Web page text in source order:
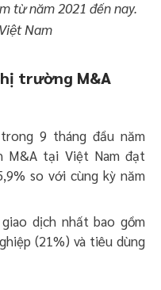
từ năm 2021 đến nay.
Nam
trường M&A
9 tháng đầu năm
M&A tại Việt Nam đạt
so với cùng kỳ năm
dịch nhất bao gồm
(21%) và tiêu dùng